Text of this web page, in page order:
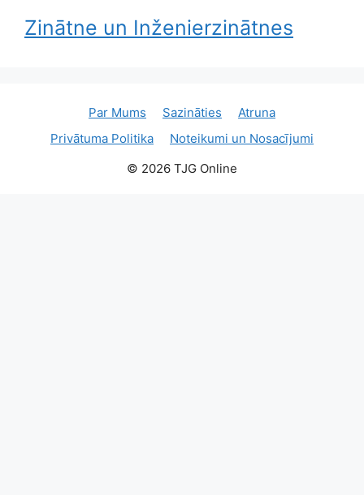
Zinātne un Inženierzinātnes
Par Mums Sazināties
Atruna
Privātuma Politika
Noteikumi un Nosacījumi
© 2026 TJG Online